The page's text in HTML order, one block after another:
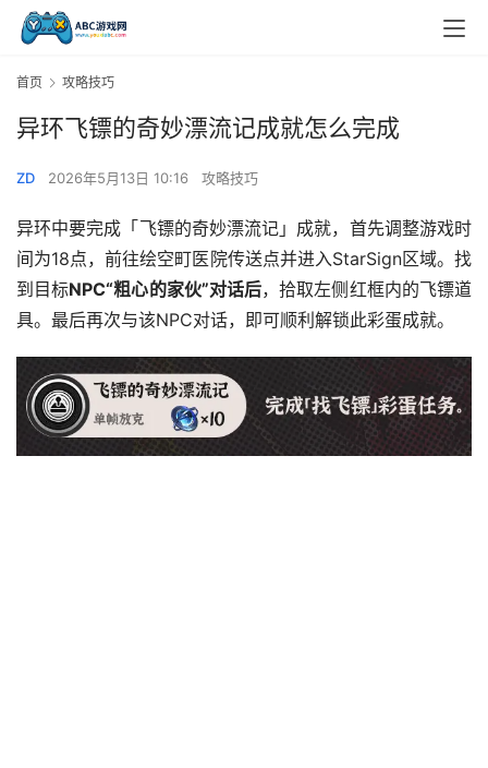
首页 攻略技巧
异环飞镖的奇妙漂流记成就怎么完成
ZD 2026年5月13日 10:16 攻略技巧
异环中要完成「飞镖的奇妙漂流记」成就，首先调整游戏时
间为18点，前往绘空町医院传送点并进入StarSign区域。找
到目标NPC“粗心的家伙”对话后，拾取左侧红框内的飞镖道
具。最后再次与该NPC对话，即可顺利解锁此彩蛋成就。